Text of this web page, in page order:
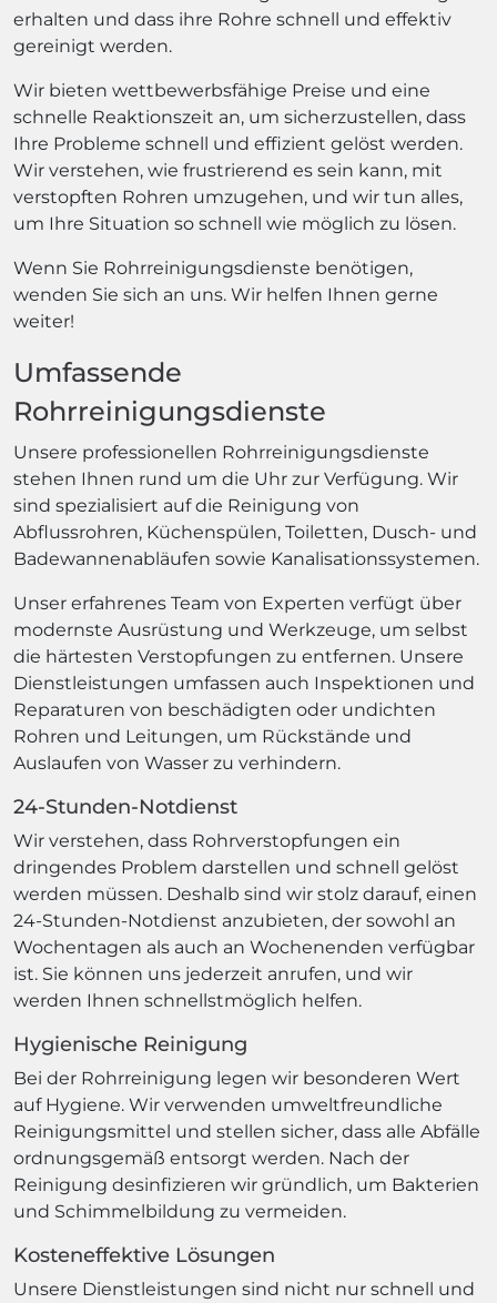
erhalten und dass ihre Rohre schnell und effektiv
gereinigt werden.
Wir bieten wettbewerbsfähige Preise und eine
schnelle Reaktionszeit an, um sicherzustellen, dass
Ihre Probleme schnell und effizient gelöst werden.
Wir verstehen, wie frustrierend es sein kann, mit
verstopften Rohren umzugehen, und wir tun alles,
um Ihre Situation so schnell wie möglich zu lösen.
Wenn Sie Rohrreinigungsdienste benötigen,
wenden Sie sich an uns. Wir helfen Ihnen gerne
weiter!
Umfassende
Rohrreinigungsdienste
Unsere professionellen Rohrreinigungsdienste
stehen Ihnen rund um die Uhr zur Verfügung. Wir
sind spezialisiert auf die Reinigung von
Abflussrohren, Küchenspülen, Toiletten, Dusch- und
Badewannenabläufen sowie Kanalisationssystemen.
Unser erfahrenes Team von Experten verfügt über
modernste Ausrüstung und Werkzeuge, um selbst
die härtesten Verstopfungen zu entfernen. Unsere
Dienstleistungen umfassen auch Inspektionen und
Reparaturen von beschädigten oder undichten
Rohren und Leitungen, um Rückstände und
Auslaufen von Wasser zu verhindern.
24-Stunden-Notdienst
Wir verstehen, dass Rohrverstopfungen ein
dringendes Problem darstellen und schnell gelöst
werden müssen. Deshalb sind wir stolz darauf, einen
24-Stunden-Notdienst anzubieten, der sowohl an
Wochentagen als auch an Wochenenden verfügbar
ist. Sie können uns jederzeit anrufen, und wir
werden Ihnen schnellstmöglich helfen.
Hygienische Reinigung
Bei der Rohrreinigung legen wir besonderen Wert
auf Hygiene. Wir verwenden umweltfreundliche
Reinigungsmittel und stellen sicher, dass alle Abfälle
ordnungsgemäß entsorgt werden. Nach der
Reinigung desinfizieren wir gründlich, um Bakterien
und Schimmelbildung zu vermeiden.
Kosteneffektive Lösungen
Unsere Dienstleistungen sind nicht nur schnell und